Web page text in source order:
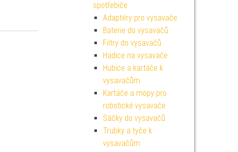
spotřebiče
Adaptéry pro vysavače
Baterie do vysavačů
Filtry do vysavačů
Hadice na vysavače
Hubice a kartáče k
vysavačům
Kartáče a mopy pro
robotické vysavače
Sáčky do vysavačů
Trubky a tyče k
vysavačům